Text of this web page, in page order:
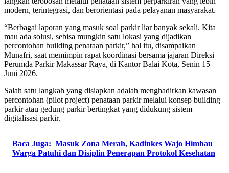
modern, terintegrasi, dan berorientasi pada pelayanan masyarakat.
“Berbagai laporan yang masuk soal parkir liar banyak sekali. Kita
mau ada solusi, sebisa mungkin satu lokasi yang dijadikan
percontohan building penataan parkir,” hal itu, disampaikan
Munafri, saat memimpin rapat koordinasi bersama jajaran Direksi
Perumda Parkir Makassar Raya, di Kantor Balai Kota, Senin 15
Juni 2026.
Salah satu langkah yang disiapkan adalah menghadirkan kawasan
percontohan (pilot project) penataan parkir melalui konsep building
parkir atau gedung parkir bertingkat yang didukung sistem
digitalisasi parkir.
Baca Juga: Masuk Zona Merah, Kadinkes Wajo Himbau
Warga Patuhi dan Disiplin Penerapan Protokol Kesehatan